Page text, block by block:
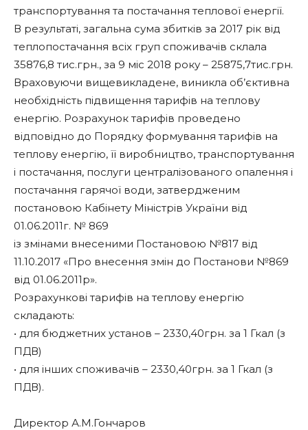
транспортування та постачання теплової енергії.
В результаті, загальна сума збитків за 2017 рік від
теплопостачання всіх груп споживачів склала
35876,8 тис.грн., за 9 міс 2018 року – 25875,7тис.грн.
Враховуючи вищевикладене, виникла об’єктивна
необхідність підвищення тарифів на теплову
енергію. Розрахунок тарифів проведено
відповідно до Порядку формування тарифів на
теплову енергію, її виробництво, транспортування
і постачання, послуги централізованого опалення і
постачання гарячої води, затвердженим
постановою Кабінету Міністрів України від
01.06.2011г. № 869
із змінами внесеними Постановою №817 від
11.10.2017 «Про внесення змін до Постанови №869
від 01.06.2011р».
Розрахункові тарифів на теплову енергію
складають:
• для бюджетних установ – 2330,40грн. за 1 Гкал (з
ПДВ)
• для інших споживачів – 2330,40грн. за 1 Гкал (з
ПДВ).
Директор А.М.Гончаров